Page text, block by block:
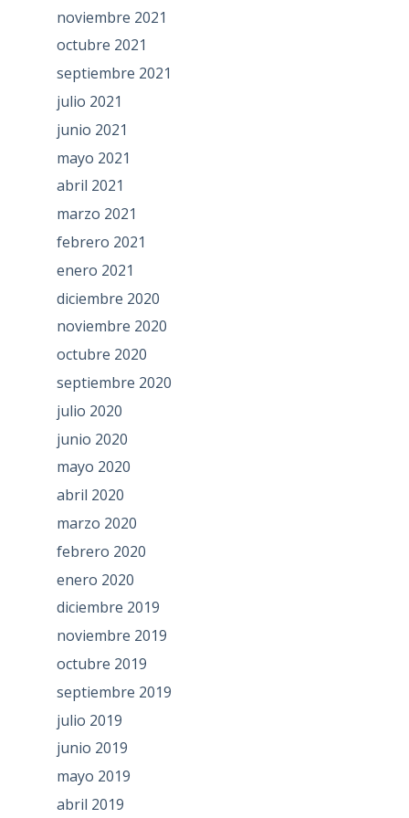
noviembre 2021
octubre 2021
septiembre 2021
julio 2021
junio 2021
mayo 2021
abril 2021
marzo 2021
febrero 2021
enero 2021
diciembre 2020
noviembre 2020
octubre 2020
septiembre 2020
julio 2020
junio 2020
mayo 2020
abril 2020
marzo 2020
febrero 2020
enero 2020
diciembre 2019
noviembre 2019
octubre 2019
septiembre 2019
julio 2019
junio 2019
mayo 2019
abril 2019